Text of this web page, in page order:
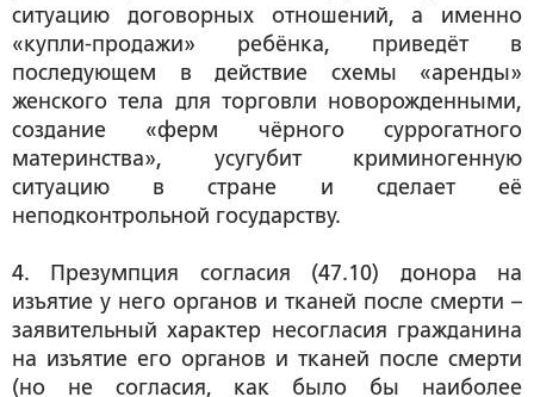
ситуацию договорных отношений, а именно
«купли-продажи» ребёнка, приведёт в
последующем в действие схемы «аренды»
женского тела для торговли новорожденными,
создание «ферм чёрного суррогатного
материнства», усугубит криминогенную
ситуацию в стране и сделает её
неподконтрольной государству.
4. Презумпция согласия (47.10) донора на
изъятие у него органов и тканей после смерти –
заявительный характер несогласия гражданина
на изъятие его органов и тканей после смерти
(но не согласия, как было бы наиболее